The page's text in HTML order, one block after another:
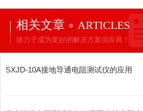
相关文章 ARTICLES
致力于成为更好的解决方案供应商！
SXJD-10A接地导通电阻测试仪的应用